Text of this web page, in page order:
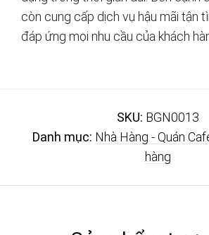
còn cung cấp dịch vụ hậu mãi tận
đáp ứng mọi nhu cầu của khách
SKU: BGN0013
Danh mục: Nhà Hàng - Quán
hàng